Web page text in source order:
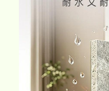
基本信息
公司治理